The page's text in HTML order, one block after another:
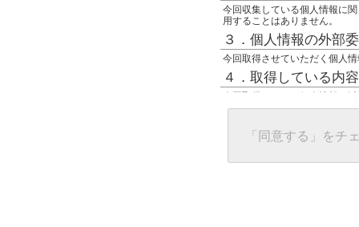
今回収集している個人情報に
用することはありません。
３．個人情報の外部
今回取得させていただく個人
４．取得している内
今回取得している個人情報は
任意の名前
グローバルIPアドレス
接続ホスト情報
５．個人情報に関す
「同意する」をチ